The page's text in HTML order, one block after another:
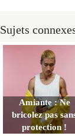
Sujets
Amiante : Ne
bricolez pas
protection !